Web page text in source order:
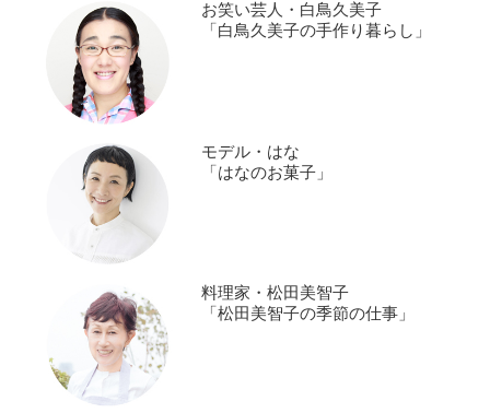
お笑い芸人・白鳥久美子
「白鳥久美子の手作り暮らし」
モデル・はな
「はなのお菓子」
料理家・松田美智子
「松田美智子の季節の仕事」